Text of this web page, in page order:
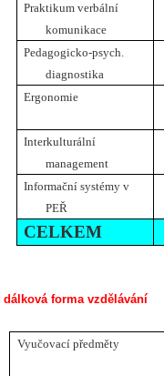
Praktikum verbální
komunikace
Pedagogicko-psych.
diagnostika
Ergonomie
Interkulturální
management
Informační systémy v
PEŘ
CELKEM
dálková forma vzdělávání
Vyučovací předměty